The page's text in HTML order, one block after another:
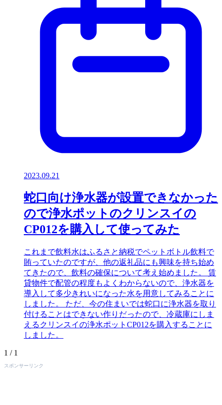
2023.09.21
蛇口向け浄水器が設置できなかった
ので浄水ポットのクリンスイの
CP012を購入して使ってみた
これまで飲料水はふるさと納税でペットボトル飲料で
賄っていたのですが、他の返礼品にも興味を持ち始め
てきたので、飲料の確保について考え始めました。 賃
貸物件で配管の程度もよくわからないので、浄水器を
導入して多少きれいになった水を用意してみることに
しました。 ただ、今の住まいでは蛇口に浄水器を取り
付けることはできない作りだったので、冷蔵庫にしま
えるクリンスイの浄水ポットCP012を購入することに
しました。
1 / 1
スポンサーリンク